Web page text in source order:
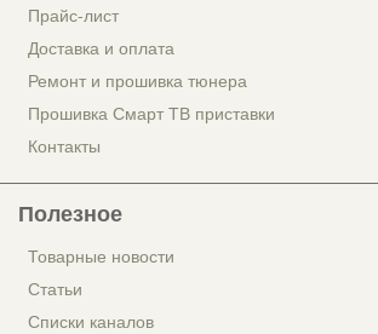
Прайс-лист
Доставка и оплата
Ремонт и прошивка тюнера
Прошивка Смарт ТВ приставки
Контакты
Полезное
Товарные новости
Статьи
Списки каналов